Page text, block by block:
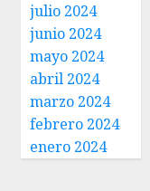
julio 2024
junio 2024
mayo 2024
abril 2024
marzo 2024
febrero 2024
enero 2024